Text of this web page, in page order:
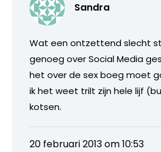
Sandra
Wat een ontzettend slecht
genoeg over Social Media
het over de sex boeg moet
ik het weet trilt zijn hele lijf
kotsen.
20 februari 2013 om 10:53